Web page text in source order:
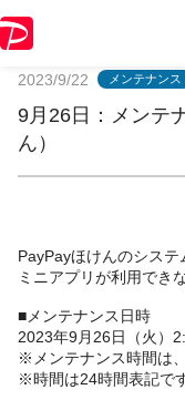
2023/9/22 メンテナンス
9月26日：メンテ
ん）
PayPayほけんのシス
ミニアプリが利用でき
■メンテナンス日時
2023年9月26日（火）
※メンテナンス時間は
※時間は24時間表記です